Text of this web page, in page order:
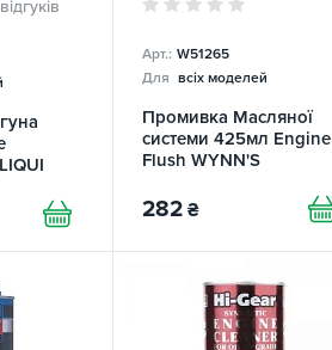
Арт.: W51265
Для всіх моделей
Промивка Масляної
системи 425мл Engine
Flush WYNN'S
282 ₴